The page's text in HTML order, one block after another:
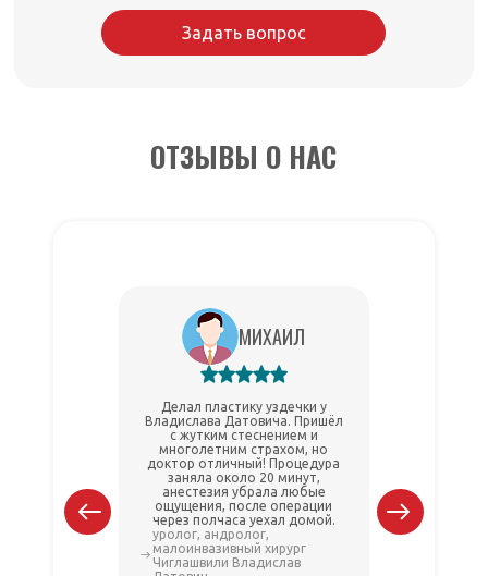
Задать вопрос
ОТЗЫВЫ О НАС
МИХАИЛ
Делал пластику уздечки у
Владислава Датовича. Пришёл
с жутким стеснением и
многолетним страхом, но
доктор отличный! Процедура
заняла около 20 минут,
анестезия убрала любые
ощущения, после операции
через полчаса уехал домой.
уролог, андролог,
малоинвазивный хирург
Чиглашвили Владислав